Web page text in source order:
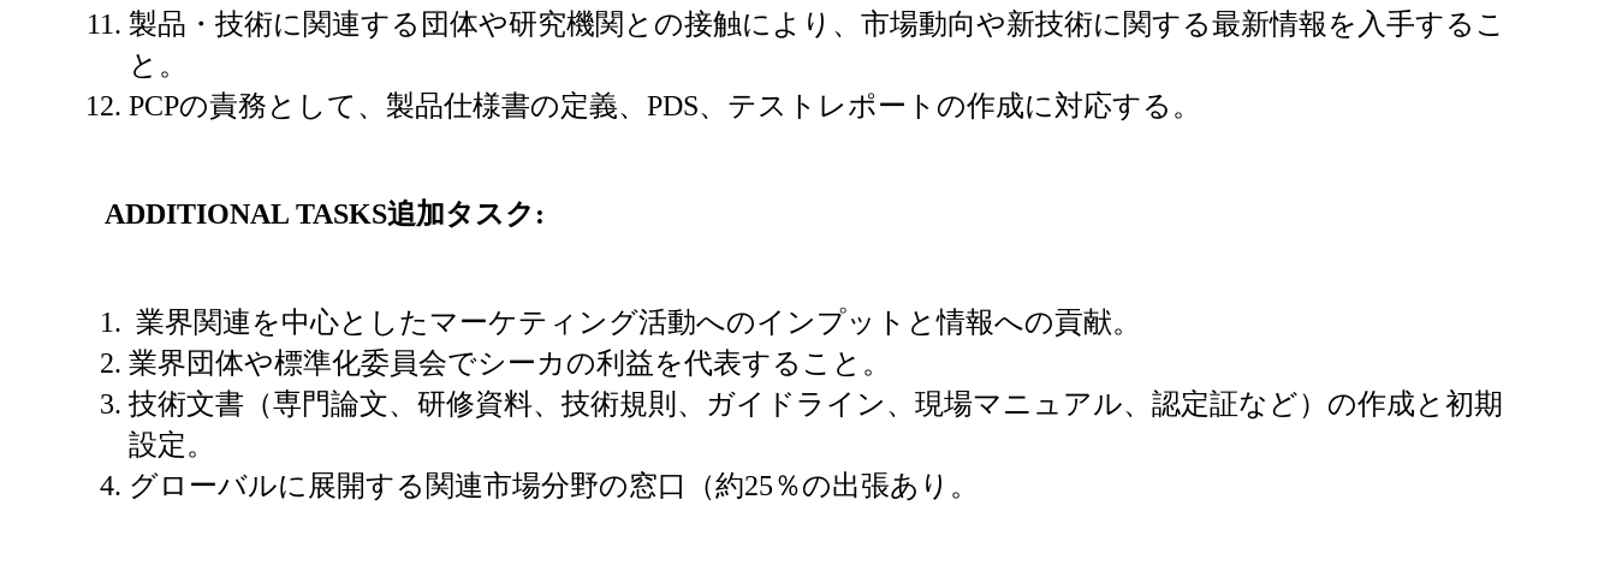
製品・技術に関連する団体や研究機関との接触により、市場動向や新技術に関する最新情報を入手するこ
と。
PCPの責務として、製品仕様書の定義、PDS、テストレポートの作成に対応する。
ADDITIONAL TASKS追加タスク :
業界関連を中心としたマーケティング活動へのインプットと情報への貢献。
業界団体や標準化委員会でシーカの利益を代表すること。
技術文書（専門論文、研修資料、技術規則、ガイドライン、現場マニュアル、認定証など）の作成と初期
設定。
グローバルに展開する関連市場分野の窓口（約25％の出張あり。